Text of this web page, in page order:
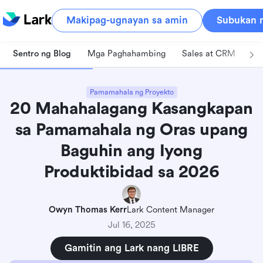
Makipag-ugnayan sa amin Subukan
Sentro ng Blog Mga Paghahambing Sales at CRM
Pamamahala ng Proyekto
20 Mahahalagang Kasangkapan
sa Pamamahala ng Oras upang
Baguhin ang Iyong
Produktibidad sa 2026
Owyn Thomas KerrLark Content Manager
Jul 16, 2025
Gamitin ang Lark nang LIBRE